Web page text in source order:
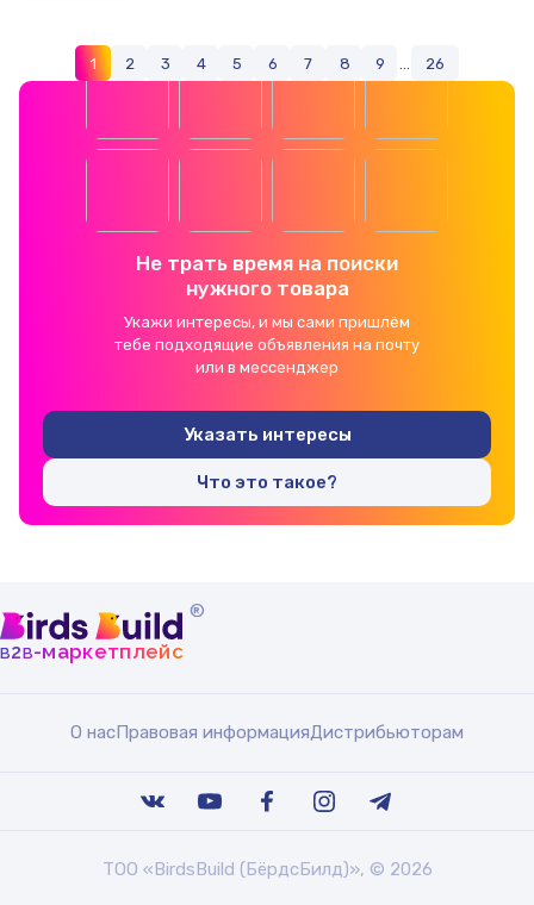
1 2 3 4 5 6 7 8 9 26
Не трать время на поиски
нужного товара
Укажи интересы, и мы сами пришлём
тебе подходящие объявления на почту
или в мессенджер
Указать интересы
Что это такое?
®
b2b-маркетплейс
О насПравовая информацияДистрибьюторам
ТОО «BirdsBuild (БёрдсБилд)», © 2026